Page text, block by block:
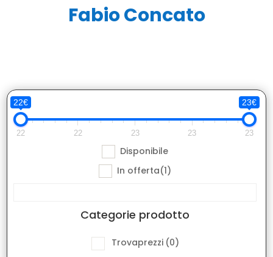
Fabio Concato
22€ 23€
22 22 23 23 23
Disponibile
In offerta(1)
Categorie prodotto
Trovaprezzi (0)